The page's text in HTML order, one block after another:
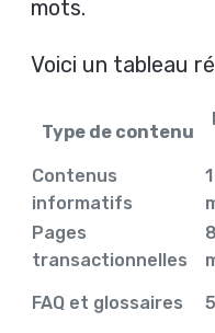
mots.
Voici un tableau
Type de contenu
Contenus
informatifs
Pages
transactionnelles
FAQ et glossaires